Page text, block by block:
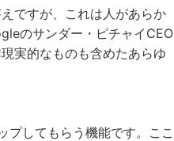
ですが、これは人があらか
のサンダー・ピチャイCEO
実的なものも含めたあらゆ
プしてもらう機能です。ここ